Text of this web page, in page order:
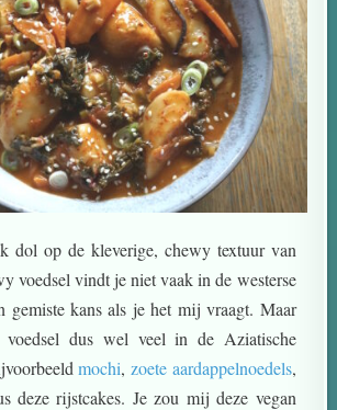
dol op de kleverige, chewy textuur van
voedsel vindt je niet vaak in de westerse
gemiste kans als je het mij vraagt. Maar
dus wel veel in de Aziatische
mochi, zoete aardappelnoedels,
deze rijstcakes. Je zou mij deze vegan